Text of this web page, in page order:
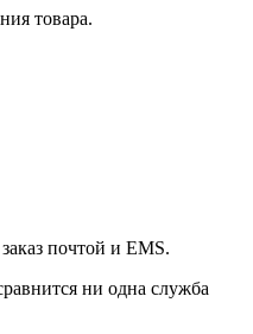
товара.
почтой и EMS.
ни одна служба